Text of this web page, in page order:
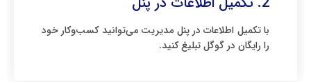
با تکمیل اطلاعات در پنل مدیریت می‌توانید کسب‌وکار خود
را رایگان در گوگل تبلیغ کنید.